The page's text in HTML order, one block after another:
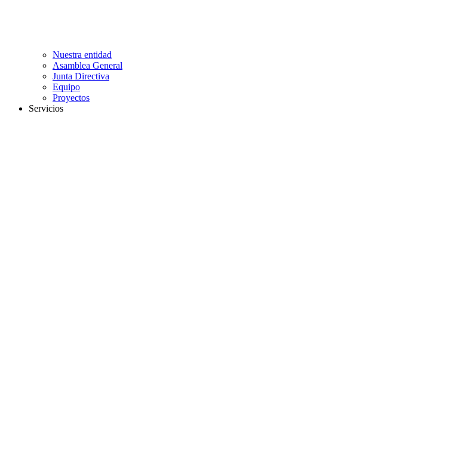
Nuestra entidad
Asamblea General
Junta Directiva
Equipo
Proyectos
Servicios